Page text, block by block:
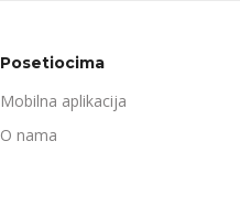
Posetiocima
Mobilna aplikacija
O nama